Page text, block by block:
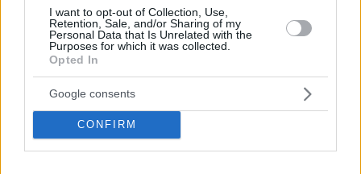
I want to opt-out of Collection, Use,
Retention, Sale, and/or Sharing of my
Personal Data that Is Unrelated with the
Purposes for which it was collected.
Opted In
Google consents
CONFIRM
depositphotos.com
category everyday #category traffic #category travel
Leave a Reply